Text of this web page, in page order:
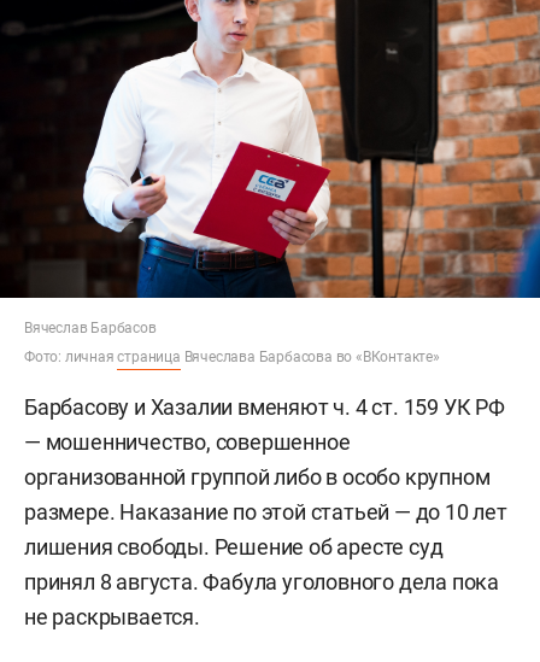
Вячеслав Барбасов
Фото: личнаястраница Вячеслава Барбасова во «ВКонтакте»
Барбасову и Хазалии вменяют ч. 4 ст. 159 УК РФ
— мошенничество, совершенное
организованной группой либо в особо крупном
размере. Наказание по этой статьей — до 10 лет
лишения свободы. Решение об аресте суд
принял 8 августа. Фабула уголовного дела пока
не раскрывается.